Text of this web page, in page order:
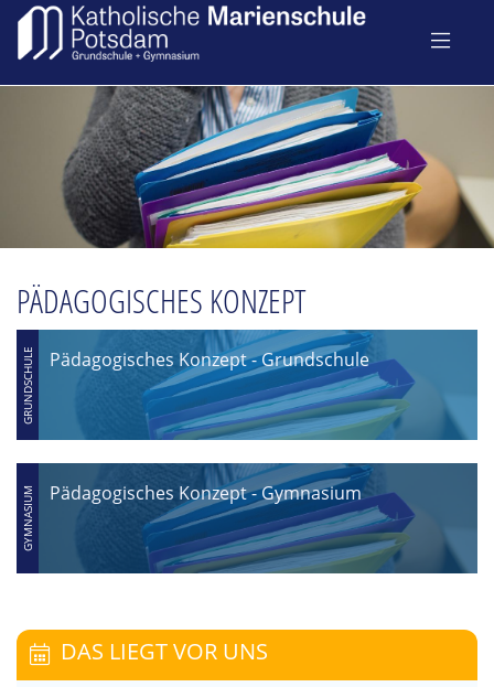
PÄDAGOGISCHES KONZEPT
Pädagogisches Konzept - Grundschule
Pädagogisches Konzept - Gymnasium
DAS LIEGT VOR UNS